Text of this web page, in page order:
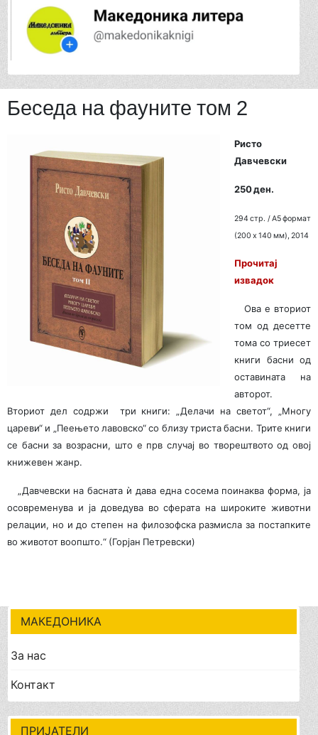
Беседа на фауните том 2
Ристо
Давчевски
250 ден.
294 стр. / A5 формат
(200 x 140 мм), 2014
Прочитај
извадок
Ова е вториот
том од десетте
тома со триесет
книги басни од
оставината на
авторот.
Вториот дел содржи
три книги: „Делачи на светот“, „Многу
цареви“ и „Пеењето лавовско“ со близу триста басни. Трите книги
се басни за возрасни, што е прв случај во творештвото од овој
книжевен жанр.
„Давчевски на басната ѝ дава една сосема поинаква форма, ја
осовременува и ја доведува во сферата на широките животни
релации, но и до степен на филозофска размисла за постапките
во животот воопшто.“ (Горјан Петревски)
МАКЕДОНИКА
За нас
Контакт
ПРИЈАТЕЛИ